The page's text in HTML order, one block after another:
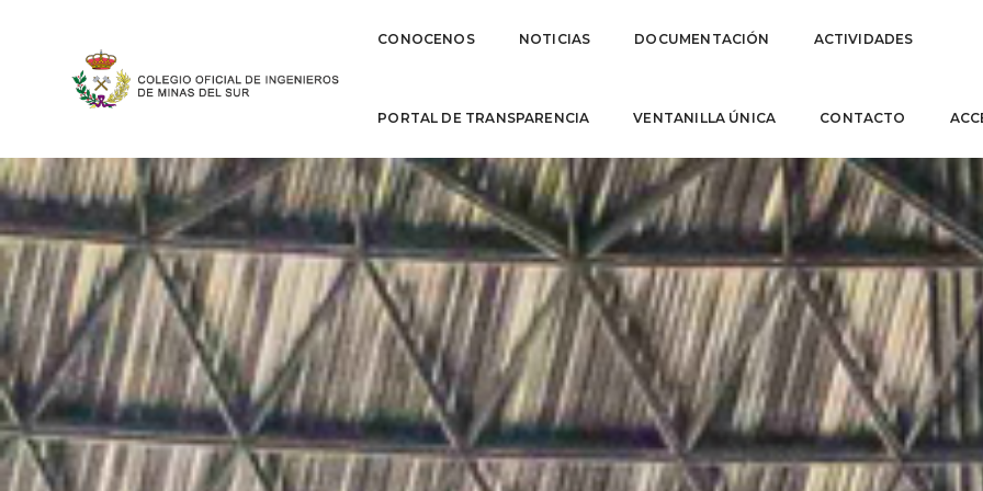
CONOCENOS NOTICIAS DOCUMENTACIÓN ACTIVIDADES
PORTAL DE TRANSPARENCIA VENTANILLA ÚNICA CONTACTO